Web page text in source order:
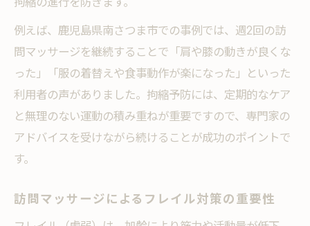
拘縮の進行を防ぎます。
例えば、鹿児島県南さつま市での事例では、週2回の訪
問マッサージを継続することで「肩や膝の動きが良くな
った」「服の着替えや食事動作が楽になった」といった
利用者の声がありました。拘縮予防には、定期的なケア
と無理のない運動の積み重ねが重要ですので、専門家の
アドバイスを受けながら続けることが成功のポイントで
す。
訪問マッサージによるフレイル対策の重要性